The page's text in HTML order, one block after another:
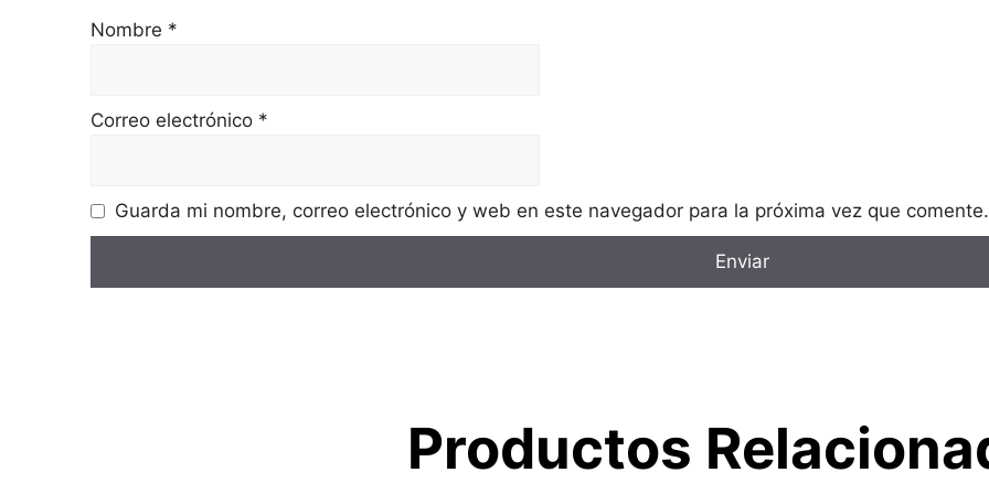
Nombre *
Correo electrónico *
Guarda mi nombre, correo electrónico y web en este navegador para la próxima vez que comente.
Productos